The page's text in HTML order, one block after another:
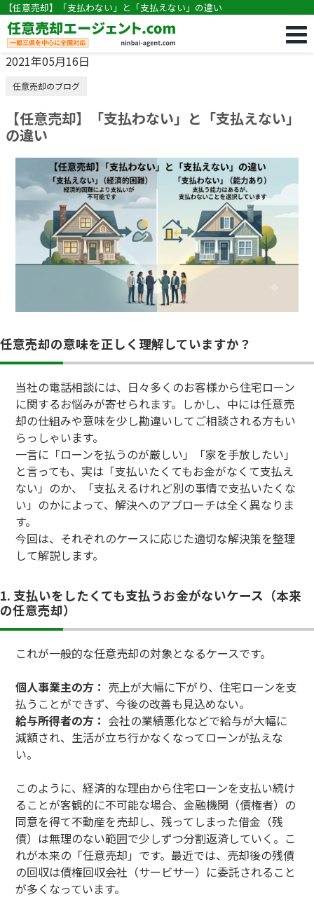
【任意売却】「支払わない」と「支払えない」の違い
2021年05月16日
任意売却のブログ
【任意売却】「支払わない」と「支払えない」
の違い
任意売却の意味を正しく理解していますか？
当社の電話相談には、日々多くのお客様から住宅ローン
に関するお悩みが寄せられます。しかし、中には任意売
却の仕組みや意味を少し勘違いしてご相談される方もい
らっしゃいます。
一言に「ローンを払うのが厳しい」「家を手放したい」
と言っても、実は「支払いたくてもお金がなくて支払え
ない」のか、「支払えるけれど別の事情で支払いたくな
い」のかによって、解決へのアプローチは全く異なりま
す。
今回は、それぞれのケースに応じた適切な解決策を整理
して解説します。
1. 支払いをしたくても支払うお金がないケース（本来
の任意売却）
これが一般的な任意売却の対象となるケースです。
個人事業主の方： 売上が大幅に下がり、住宅ローンを支
払うことができず、今後の改善も見込めない。
給与所得者の方： 会社の業績悪化などで給与が大幅に
減額され、生活が立ち行かなくなってローンが払えな
い。
このように、経済的な理由から住宅ローンを支払い続け
ることが客観的に不可能な場合、金融機関（債権者）の
同意を得て不動産を売却し、残ってしまった借金（残
債）は無理のない範囲で少しずつ分割返済していく。こ
れが本来の「任意売却」です。最近では、売却後の残債
の回収は債権回収会社（サービサー）に委託されること
が多くなっています。